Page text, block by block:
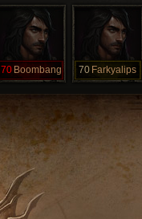
70 Boombang 70 Farkyalips